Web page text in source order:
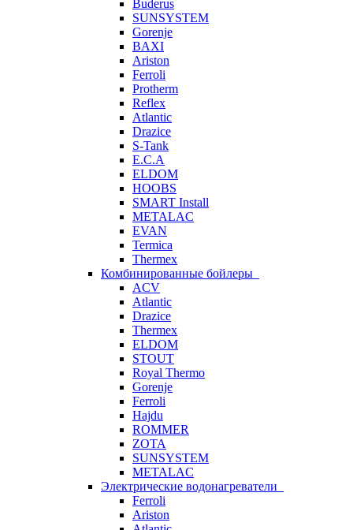
Buderus
SUNSYSTEM
Gorenje
BAXI
Ariston
Ferroli
Protherm
Reflex
Atlantic
Drazice
S-Tank
E.C.A
ELDOM
HOOBS
SMART Install
METALAC
EVAN
Termica
Thermex
Комбинированные бойлеры
ACV
Atlantic
Drazice
Thermex
ELDOM
STOUT
Royal Thermo
Gorenje
Ferroli
Hajdu
ROMMER
ZOTA
SUNSYSTEM
METALAC
Электрические водонагреватели
Ferroli
Ariston